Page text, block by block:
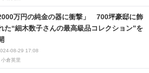
08-29 17:08
小倉英里
2000万円の純金の器に衝撃」 700坪豪邸に飾
た“細木数子さんの最高級品コレクション”を